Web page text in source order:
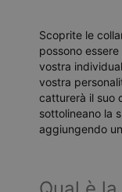
Scoprite le
possono
vostra
vostra
catturerà il suo
sottolineano la
aggiungendo